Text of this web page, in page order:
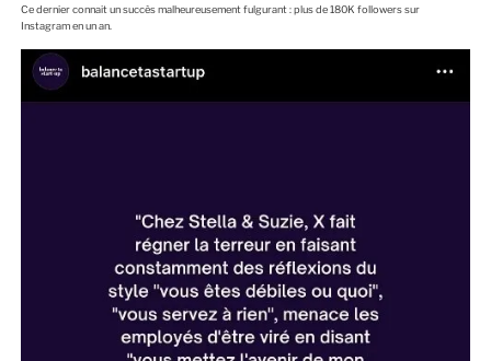
Ce dernier connait un succès malheureusement fulgurant : plus de 180K followers sur
Instagram en un an.